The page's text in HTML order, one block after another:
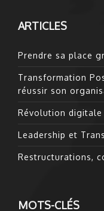
ARTICLES
Prendre sa place
Transformation
réussir son
Révolution digitale
Leadership et
Restructurations,
MOTS-CLÉS